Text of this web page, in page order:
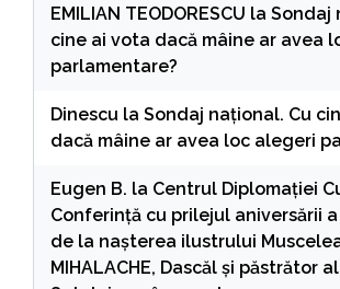
EMILIAN TEODORESCU la Sondaj
cine ai vota dacă mâine ar avea
parlamentare?
Dinescu la Sondaj național. Cu
dacă mâine ar avea loc alegeri
Eugen B. la Centrul Diplomației
Conferință cu prilejul aniversării
de la nașterea ilustrului
MIHALACHE, Dascăl și păstrător